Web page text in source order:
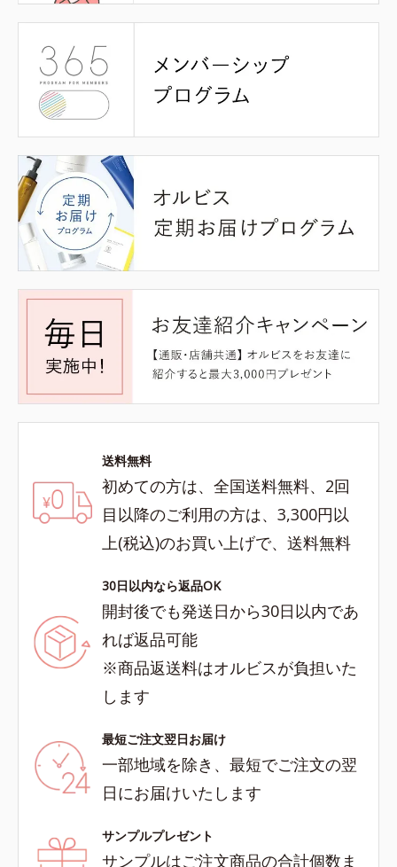
送料無料
初めての方は、全国送料無料、2回
目以降のご利用の方は、3,300円以
上(税込)のお買い上げで、送料無料
30日以内なら返品OK
開封後でも発送日から30日以内であ
れば返品可能
※商品返送料はオルビスが負担いた
します
最短ご注文翌日お届け
一部地域を除き、最短でご注文の翌
日にお届けいたします
サンプルプレゼント
サンプルはご注文商品の合計個数ま